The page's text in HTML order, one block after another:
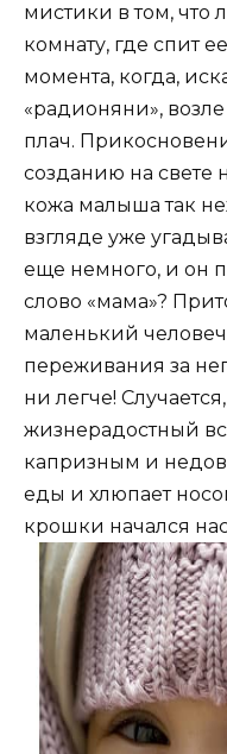
мистики в том, что
комнату, где спит
момента, когда,
«радионяни»,
плач.
созданию на свете
кожа малыша так
взгляде уже
еще немного, и он
слово «мама»?
маленький
переживания за
ни легче!
жизнерадостный
капризным и
еды и хлюпает
крошки начался